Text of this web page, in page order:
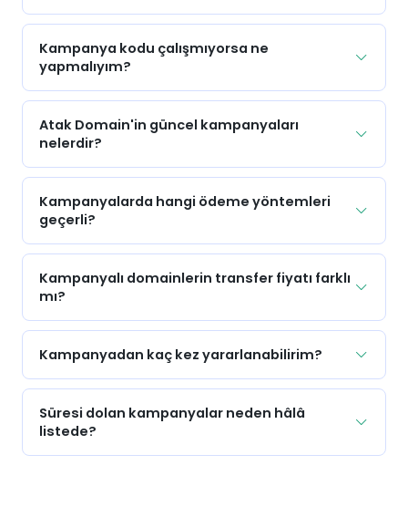
Kampanya kodu çalışmıyorsa ne
yapmalıyım?
Atak Domain'in güncel kampanyaları
nelerdir?
Kampanyalarda hangi ödeme yöntemleri
geçerli?
Kampanyalı domainlerin transfer fiyatı farklı
mı?
Kampanyadan kaç kez yararlanabilirim?
Süresi dolan kampanyalar neden hâlâ
listede?